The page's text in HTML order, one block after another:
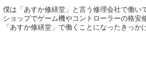
僕は「あすか修繕堂」と言う修理会社で働い
ショップでゲーム機やコントローラーの格安
「あすか修繕堂」で働くことになったきっか